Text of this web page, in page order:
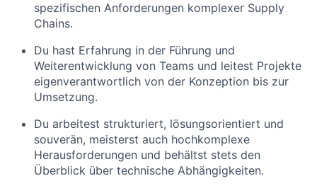
spezifischen Anforderungen komplexer Supply
Chains.
Du hast Erfahrung in der Führung und
Weiterentwicklung von Teams und leitest Projekte
eigenverantwortlich von der Konzeption bis zur
Umsetzung.
Du arbeitest strukturiert, lösungsorientiert und
souverän, meisterst auch hochkomplexe
Herausforderungen und behältst stets den
Überblick über technische Abhängigkeiten.